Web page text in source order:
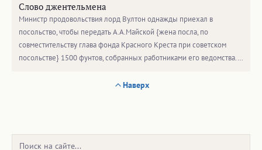
Слово джентельмена
Министр продовольствия лорд Вултон однажды приехал в
посольство, чтобы передать А.А.Майской {жена посла, по
совместительству глава фонда Красного Креста при советском
посольстве} 1500 фунтов, собранных работниками его ведомства.…
Наверх
Поиск: